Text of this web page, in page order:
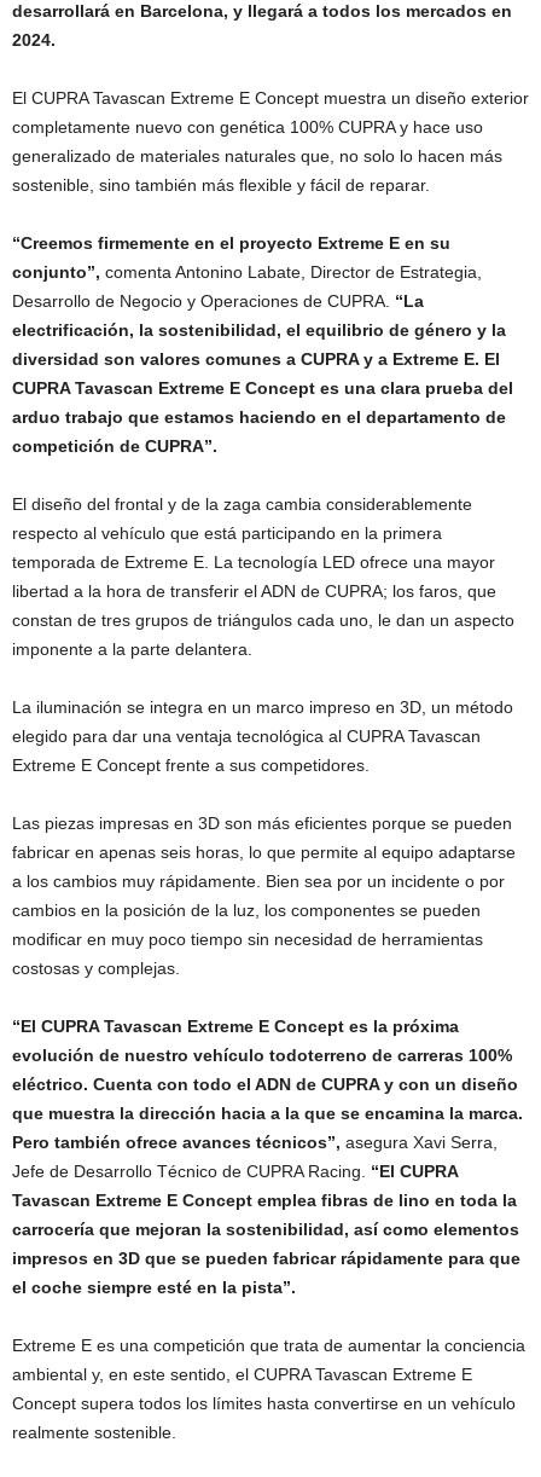
desarrollará en Barcelona, y llegará a todos los mercados en
2024.
El CUPRA Tavascan Extreme E Concept muestra un diseño exterior
completamente nuevo con genética 100% CUPRA y hace uso
generalizado de materiales naturales que, no solo lo hacen más
sostenible, sino también más flexible y fácil de reparar.
“Creemos firmemente en el proyecto Extreme E en su
conjunto”, comenta Antonino Labate, Director de Estrategia,
Desarrollo de Negocio y Operaciones de CUPRA. “La
electrificación, la sostenibilidad, el equilibrio de género y la
diversidad son valores comunes a CUPRA y a Extreme E. El
CUPRA Tavascan Extreme E Concept es una clara prueba del
arduo trabajo que estamos haciendo en el departamento de
competición de CUPRA”.
El diseño del frontal y de la zaga cambia considerablemente
respecto al vehículo que está participando en la primera
temporada de Extreme E. La tecnología LED ofrece una mayor
libertad a la hora de transferir el ADN de CUPRA; los faros, que
constan de tres grupos de triángulos cada uno, le dan un aspecto
imponente a la parte delantera.
La iluminación se integra en un marco impreso en 3D, un método
elegido para dar una ventaja tecnológica al CUPRA Tavascan
Extreme E Concept frente a sus competidores.
Las piezas impresas en 3D son más eficientes porque se pueden
fabricar en apenas seis horas, lo que permite al equipo adaptarse
a los cambios muy rápidamente. Bien sea por un incidente o por
cambios en la posición de la luz, los componentes se pueden
modificar en muy poco tiempo sin necesidad de herramientas
costosas y complejas.
“El CUPRA Tavascan Extreme E Concept es la próxima
evolución de nuestro vehículo todoterreno de carreras 100%
eléctrico. Cuenta con todo el ADN de CUPRA y con un diseño
que muestra la dirección hacia a la que se encamina la marca.
Pero también ofrece avances técnicos”, asegura Xavi Serra,
Jefe de Desarrollo Técnico de CUPRA Racing. “El CUPRA
Tavascan Extreme E Concept emplea fibras de lino en toda la
carrocería que mejoran la sostenibilidad, así como elementos
impresos en 3D que se pueden fabricar rápidamente para que
el coche siempre esté en la pista”.
Extreme E es una competición que trata de aumentar la conciencia
ambiental y, en este sentido, el CUPRA Tavascan Extreme E
Concept supera todos los límites hasta convertirse en un vehículo
realmente sostenible.